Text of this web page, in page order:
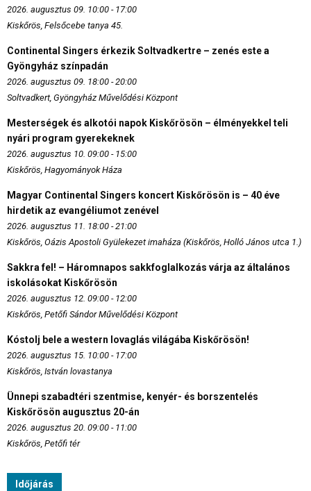
2026. augusztus 09. 10:00 - 17:00
Kiskőrös, Felsőcebe tanya 45.
Continental Singers érkezik Soltvadkertre – zenés este a
Gyöngyház színpadán
2026. augusztus 09. 18:00 - 20:00
Soltvadkert, Gyöngyház Művelődési Központ
Mesterségek és alkotói napok Kiskőrösön – élményekkel teli
nyári program gyerekeknek
2026. augusztus 10. 09:00 - 15:00
Kiskőrös, Hagyományok Háza
Magyar Continental Singers koncert Kiskőrösön is – 40 éve
hirdetik az evangéliumot zenével
2026. augusztus 11. 18:00 - 21:00
Kiskőrös, Oázis Apostoli Gyülekezet imaháza (Kiskőrös, Holló János utca 1.)
Sakkra fel! – Háromnapos sakkfoglalkozás várja az általános
iskolásokat Kiskőrösön
2026. augusztus 12. 09:00 - 12:00
Kiskőrös, Petőfi Sándor Művelődési Központ
Kóstolj bele a western lovaglás világába Kiskőrösön!
2026. augusztus 15. 10:00 - 17:00
Kiskőrös, István lovastanya
Ünnepi szabadtéri szentmise, kenyér- és borszentelés
Kiskőrösön augusztus 20-án
2026. augusztus 20. 09:00 - 11:00
Kiskőrös, Petőfi tér
Időjárás